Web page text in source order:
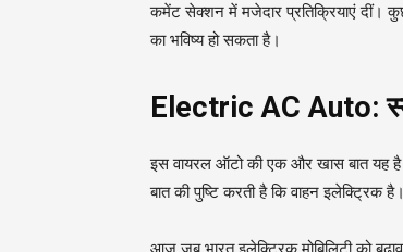
कमेंट सेक्शन में मजेदार प्रतिक्रियाएं दीं। कुछ
का भविष्य हो सकता है।
Electric AC Auto:
इस वायरल ऑटो की एक और खास बात यह
बात की पुष्टि करती है कि वाहन इलेक्ट्रिक है।